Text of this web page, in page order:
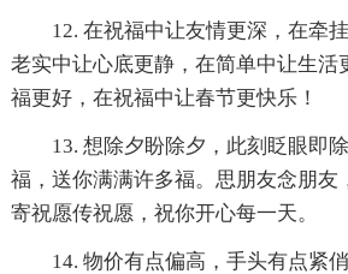
12. 在祝福中让友情更深，在牵
老实中让心底更静，在简单中让生活
福更好，在祝福中让春节更快乐！
13. 想除夕盼除夕，此刻眨眼即
福，送你满满许多福。思朋友念朋友
寄祝愿传祝愿，祝你开心每一天。
14. 物价有点偏高，手头有点紧